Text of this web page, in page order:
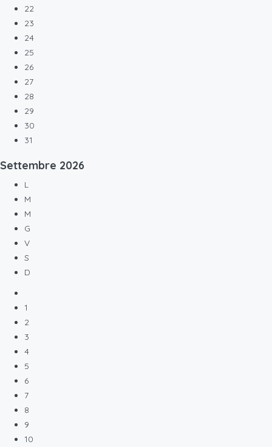
22
23
24
25
26
27
28
29
30
31
Settembre 2026
L
M
M
G
V
S
D
1
2
3
4
5
6
7
8
9
10